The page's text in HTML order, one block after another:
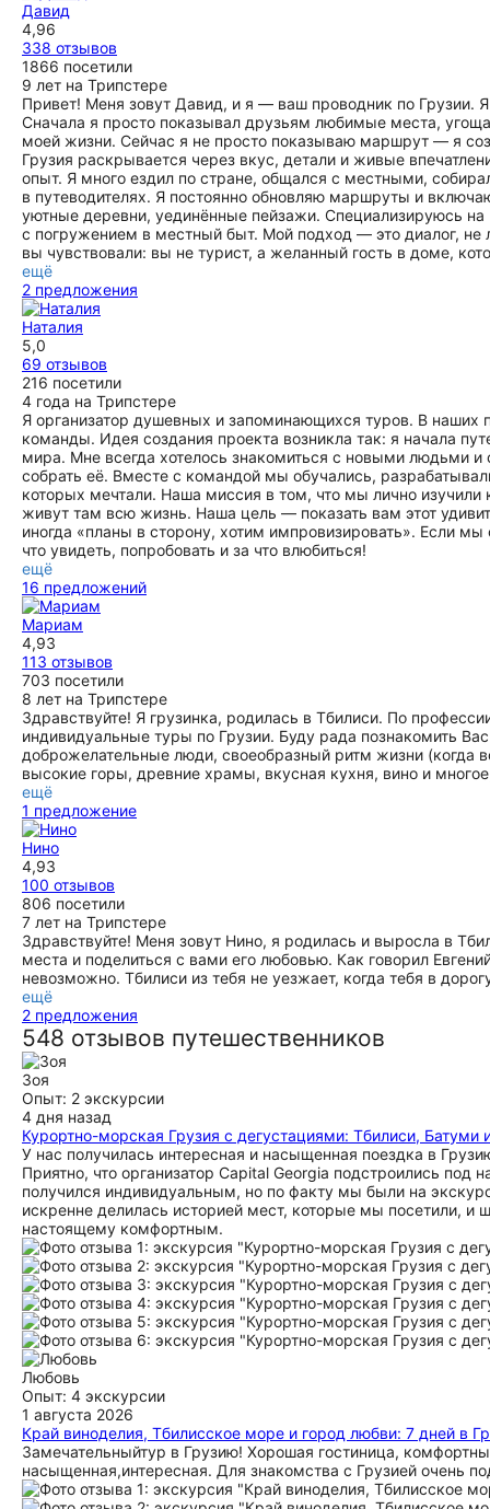
Давид
4,96
338 отзывов
1866 посетили
9 лет на Трипстере
Привет! Меня зовут Давид, и я — ваш проводник по Грузии.
Сначала я просто показывал друзьям любимые места,
моей жизни. Сейчас я не просто показываю маршрут — я
Грузия раскрывается через вкус, детали и живые
опыт. Я много ездил по стране, общался с местными,
в путеводителях. Я постоянно обновляю маршруты и
уютные деревни, уединённые пейзажи. Специализируюсь
с погружением в местный быт. Мой подход — это диалог,
вы чувствовали: вы не турист, а желанный гость в доме,
ещё
2 предложения
Наталия
5,0
69 отзывов
216 посетили
4 года на Трипстере
Я организатор душевных и запоминающихся туров. В наших
команды. Идея создания проекта возникла так: я начала
мира. Мне всегда хотелось знакомиться с новыми людьми
собрать её. Вместе с командой мы обучались,
которых мечтали. Наша миссия в том, что мы лично
живут там всю жизнь. Наша цель — показать вам этот
иногда «планы в сторону, хотим импровизировать». Если
что увидеть, попробовать и за что влюбиться!
ещё
16 предложений
Мариам
4,93
113 отзывов
703 посетили
8 лет на Трипстере
Здравствуйте! Я грузинка, родилась в Тбилиси. По
индивидуальные туры по Грузии. Буду рада познакомить
доброжелательные люди, своеобразный ритм жизни (когда
высокие горы, древние храмы, вкусная кухня, вино и
ещё
1 предложение
Нино
4,93
100 отзывов
806 посетили
7 лет на Трипстере
Здравствуйте! Меня зовут Нино, я родилась и выросла в
места и поделиться с вами его любовью. Как говорил
невозможно. Тбилиси из тебя не уезжает, когда тебя в
ещё
2 предложения
548 отзывов путешественников
Зоя
Опыт: 2 экскурсии
4 дня назад
Курортно-морская Грузия с дегустациями: Тбилиси,
У нас получилась интересная и насыщенная поездка в
Приятно, что организатор Capital Georgia подстроились
получился индивидуальным, но по факту мы были на
искренне делилась историей мест, которые мы посетили,
настоящему комфортным.
Любовь
Опыт: 4 экскурсии
1 августа 2026
Край виноделия, Тбилисское море и город любви: 7 дней в
Замечательныйтур в Грузию! Хорошая гостиница,
насыщенная,интересная. Для знакомства с Грузией очень